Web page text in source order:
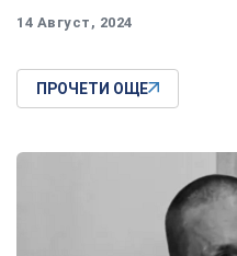
14 Август, 2024
ПРОЧЕТИ ОЩЕ